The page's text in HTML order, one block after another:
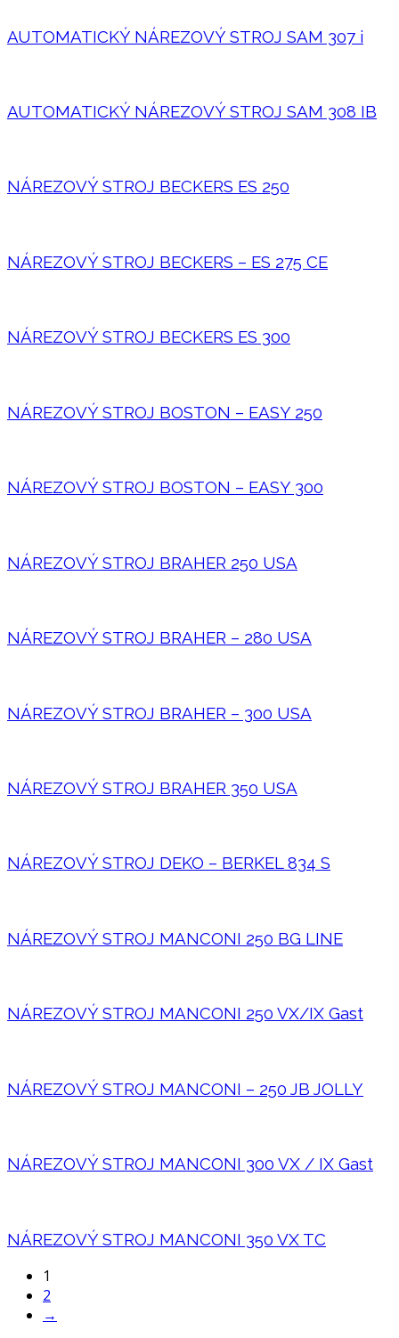
AUTOMATICKÝ NÁREZOVÝ STROJ SAM 307 i
AUTOMATICKÝ NÁREZOVÝ STROJ SAM 308 IB
NÁREZOVÝ STROJ BECKERS ES 250
NÁREZOVÝ STROJ BECKERS – ES 275 CE
NÁREZOVÝ STROJ BECKERS ES 300
NÁREZOVÝ STROJ BOSTON – EASY 250
NÁREZOVÝ STROJ BOSTON – EASY 300
NÁREZOVÝ STROJ BRAHER 250 USA
NÁREZOVÝ STROJ BRAHER – 280 USA
NÁREZOVÝ STROJ BRAHER – 300 USA
NÁREZOVÝ STROJ BRAHER 350 USA
NÁREZOVÝ STROJ DEKO – BERKEL 834 S
NÁREZOVÝ STROJ MANCONI 250 BG LINE
NÁREZOVÝ STROJ MANCONI 250 VX/IX Gast
NÁREZOVÝ STROJ MANCONI – 250 JB JOLLY
NÁREZOVÝ STROJ MANCONI 300 VX / IX Gast
NÁREZOVÝ STROJ MANCONI 350 VX TC
1
2
→